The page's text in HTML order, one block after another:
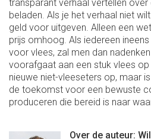
transparant verhaal vertellen
beladen. Als je het verhaal niet
geld voor uitgeven. Alleen een
prijs omhoog. Als iedereen
voor vlees, zal men dan
voorafgaat aan een stuk vlees
nieuwe niet-vleeseters op, maar
de toekomst voor een bewuste
produceren die bereid is naar
Over de auteur: